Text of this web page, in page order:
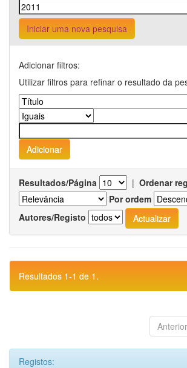
Iniciar uma nova pesquisa
Adicionar filtros:
Utilizar filtros para refinar o resultado da
Resultados/Página | Ordenar
Por ordem
Autores/Registo
Resultados 1-1 de 1.
Anterior
Registos: